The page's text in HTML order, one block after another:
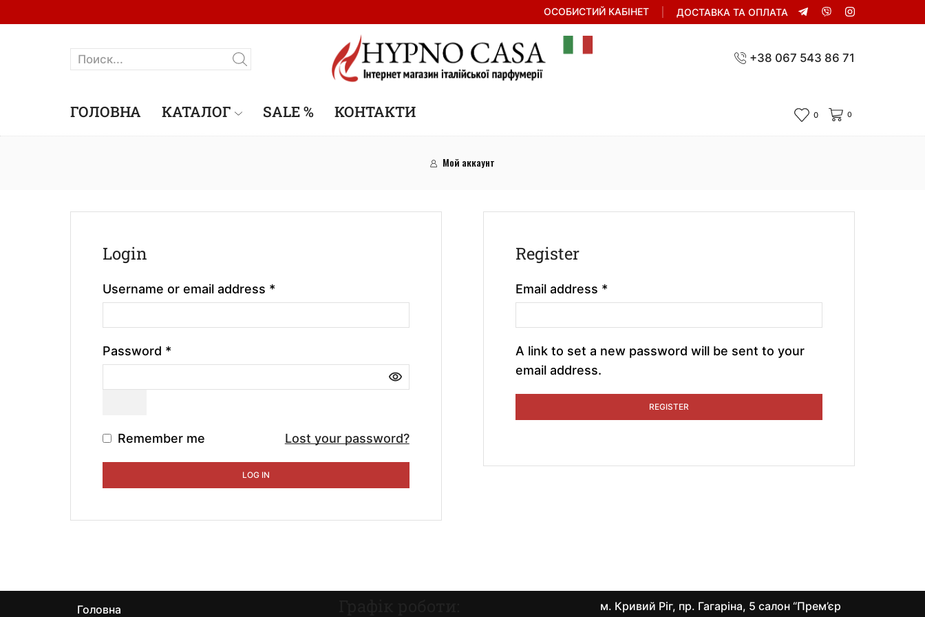
ОСОБИСТИЙ КАБІНЕТ ДОСТАВКА ТА ОПЛАТА
+38 067 543 86 71
ГОЛОВНА КАТАЛОГ SALE % КОНТАКТИ 0 0
Мой аккаунт
Login
Username or email address *
Password *
Remember me Lost your password?
LOG IN
Register
Email address *
A link to set a new password will be sent to your
email address.
REGISTER
Головна
м. Кривий Ріг, пр. Гагаріна, 5 салон “Прем’єр